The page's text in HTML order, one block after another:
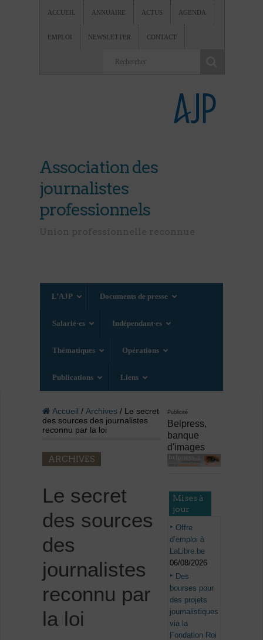
ACCUEIL ANNUAIRE ACTUS AGENDA
EMPLOI NEWSLETTER CONTACT
Association des
journalistes
professionnels
L’AJP Documents de presse
Salarié·es Indépendant·es
Thématiques Opérations
Publications Liens
Accueil / Archives/ Le secret
des sources des journalistes
reconnu par la loi
ARCHIVES
Le secret
des sources
des
journalistes
reconnu par
la loi
Publicité
Belpress,
banque
d'images
Mises à
jour
Offre
d’emploi à
LaLibre.be
06/08/2026
Des
bourses pour
des projets
journalistiques
via la
Fondation Roi